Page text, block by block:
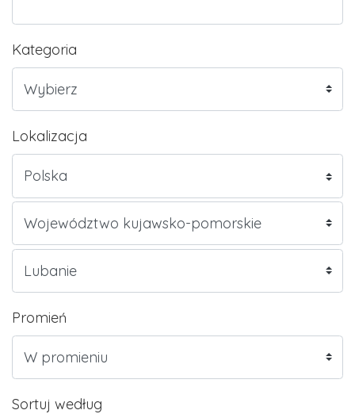
Kategoria
Lokalizacja
Promień
Sortuj według